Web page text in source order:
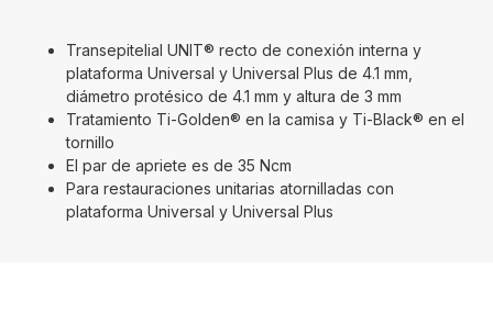
Transepitelial UNIT® recto de conexión interna y
plataforma Universal y Universal Plus de 4.1 mm,
diámetro protésico de 4.1 mm y altura de 3 mm
Tratamiento Ti-Golden® en la camisa y Ti-Black® en el
tornillo
El par de apriete es de 35 Ncm
Para restauraciones unitarias atornilladas con
plataforma Universal y Universal Plus